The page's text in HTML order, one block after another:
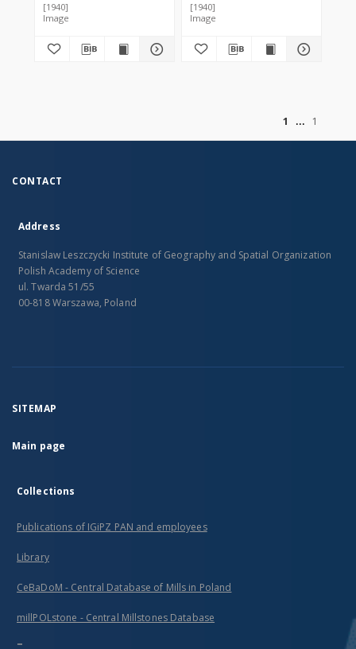
[1940]
Image
[1940]
Image
1
1
CONTACT
Address
Stanislaw Leszczycki Institute of Geography and Spatial Organization
Polish Academy of Science
ul. Twarda 51/55
00-818 Warszawa, Poland
SITEMAP
Main page
Collections
Publications of IGiPZ PAN and employees
Library
CeBaDoM - Central Database of Mills in Poland
millPOLstone - Central Millstones Database
...